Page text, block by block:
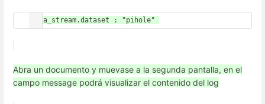
Abra un documento y muevase a la segunda pantalla, en el
campo message podrá visualizar el contenido del log